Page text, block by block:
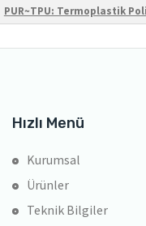
PUR~TPU: Termoplastik
Hızlı Menü
Kurumsal
Ürünler
Teknik Bilgiler